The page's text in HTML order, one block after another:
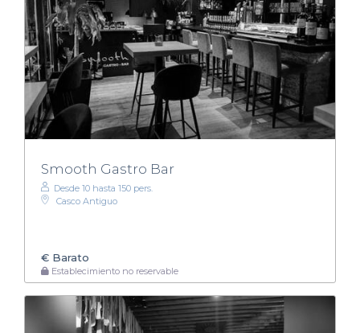
Smooth Gastro Bar
Desde 10 hasta 150 pers.
Casco Antiguo
€ Barato
Establecimiento no reservable